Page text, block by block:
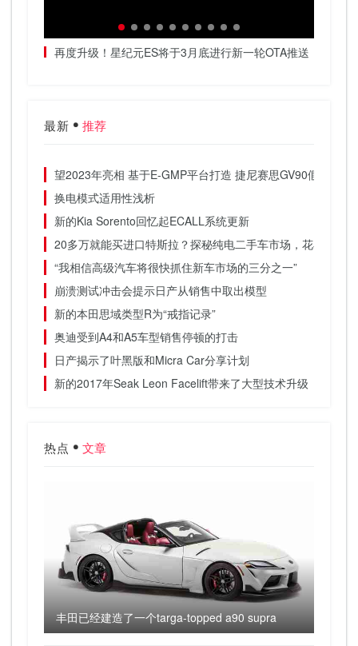
再度升级！星纪元ES将于3月底进行新一轮OTA推送
最新 推荐
望2023年亮相 基于E-GMP平台打造 捷尼赛思GV90假想图曝
换电模式适用性浅析
新的Kia Sorento回忆起ECALL系统更新
20多万就能买进口特斯拉？探秘纯电二手车市场，花小钱办
“我相信高级汽车将很快抓住新车市场的三分之一”
崩溃测试冲击会提示日产从销售中取出模型
新的本田思域类型R为“戒指记录”
奥迪受到A4和A5车型销售停顿的打击
日产揭示了叶黑版和Micra Car分享计划
新的2017年Seak Leon Facelift带来了大型技术升级
热点 文章
丰田已经建造了一个targa-topped a90 supra